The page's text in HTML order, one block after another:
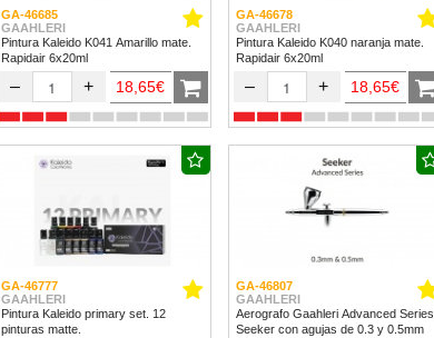
GA-46685
GAAHLERI
Pintura Kaleido K041 Amarillo mate.
Rapidair 6x20ml
– + 18,65€
GA-46678
GAAHLERI
Pintura Kaleido K040 naranja mate.
Rapidair 6x20ml
– + 18,65€
GA-46777
GAAHLERI
Pintura Kaleido primary set. 12
pinturas matte.
GA-46807
GAAHLERI
Aerografo Gaahleri Advanced Series
Seeker con agujas de 0.3 y 0.5mm